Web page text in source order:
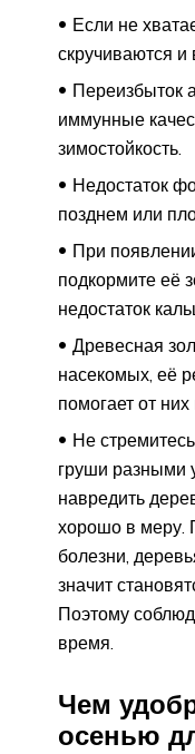
Если не
скручиваются
Переизбыток
иммунные
зимостойкость.
Недостаток
позднем или
При
подкормите её
недостаток
Древесная
насекомых, её
помогает от них
Не
груши разными
навредить
хорошо в меру.
болезни,
значит
Поэтому
время.
Чем
осенью